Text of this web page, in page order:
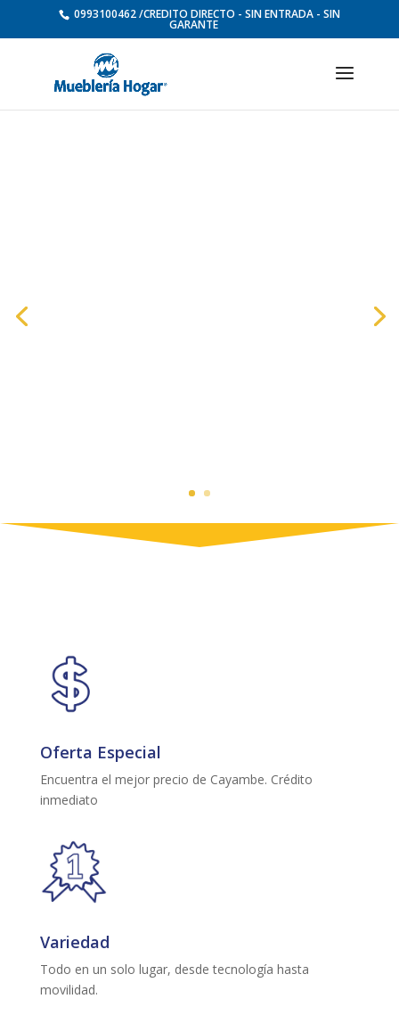
0993100462 /CREDITO DIRECTO - SIN ENTRADA - SIN
GARANTE
Oferta Especial
Encuentra el mejor precio de Cayambe. Crédito
inmediato
Variedad
Todo en un solo lugar, desde tecnología hasta
movilidad.